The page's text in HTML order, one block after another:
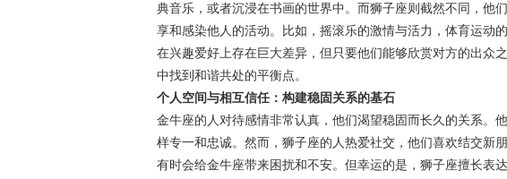
典音乐，或者沉浸在书画的世界中。而狮子座则截然不同，他
享和感染他人的活动。比如，摇滚乐的激情与活力，体育运动
在兴趣爱好上存在巨大差异，但只要他们能够欣赏对方的出众
中找到和谐共处的平衡点。
个人空间与相互信任：构建稳固关系的基石
金牛座的人对待感情非常认真，他们渴望稳固而长久的关系。
样专一和忠诚。然而，狮子座的人热爱社交，他们喜欢结交新
有时会给金牛座带来困扰和不安。但幸运的是，狮子座擅长表